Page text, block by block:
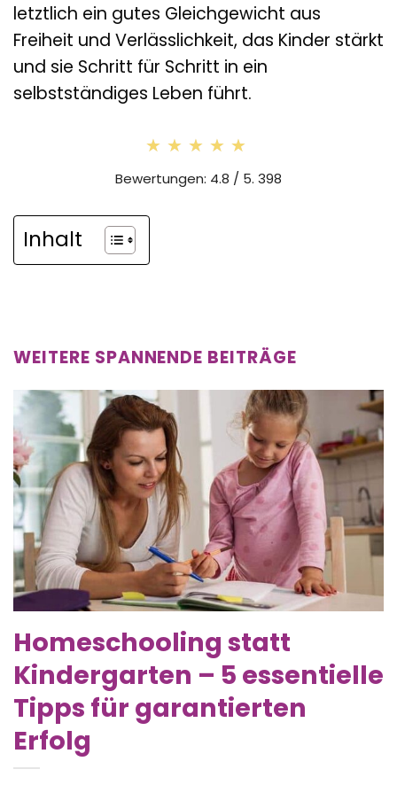
letztlich ein gutes Gleichgewicht aus
Freiheit und Verlässlichkeit, das Kinder stärkt
und sie Schritt für Schritt in ein
selbstständiges Leben führt.
★★★★★
★★★★★
Bewertungen: 4.8 / 5. 398
Inhalt
WEITERE SPANNENDE BEITRÄGE
Homeschooling statt
Kindergarten – 5 essentielle
Tipps für garantierten
Erfolg